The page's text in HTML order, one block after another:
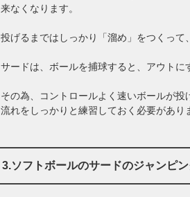
来なくなります。
投げるまではしっかり「溜め」をつくって
サードは、ボールを捕球すると、アウトに
その為、コントロールよく速いボールが
流れをしっかりと練習しておく必要があり
3.ソフトボールのサードのジャンピ